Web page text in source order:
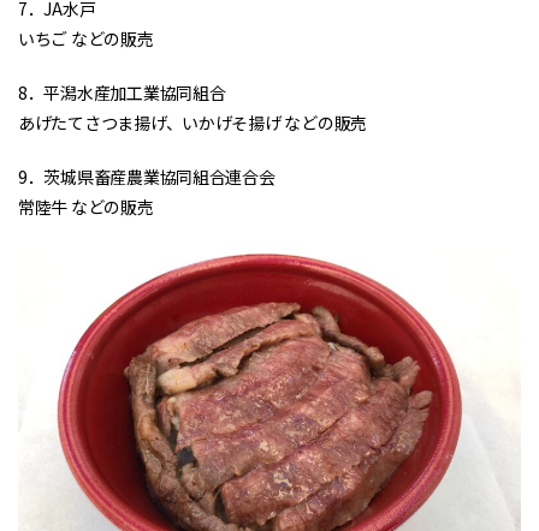
7．JA水戸
いちご などの販売
8．平潟水産加工業協同組合
あげたてさつま揚げ、いかげそ揚げ などの販売
9．茨城県畜産農業協同組合連合会
常陸牛 などの販売